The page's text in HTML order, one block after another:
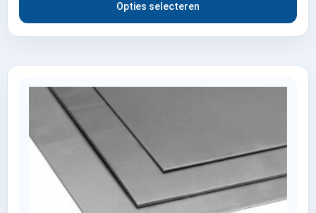
Opties selecteren